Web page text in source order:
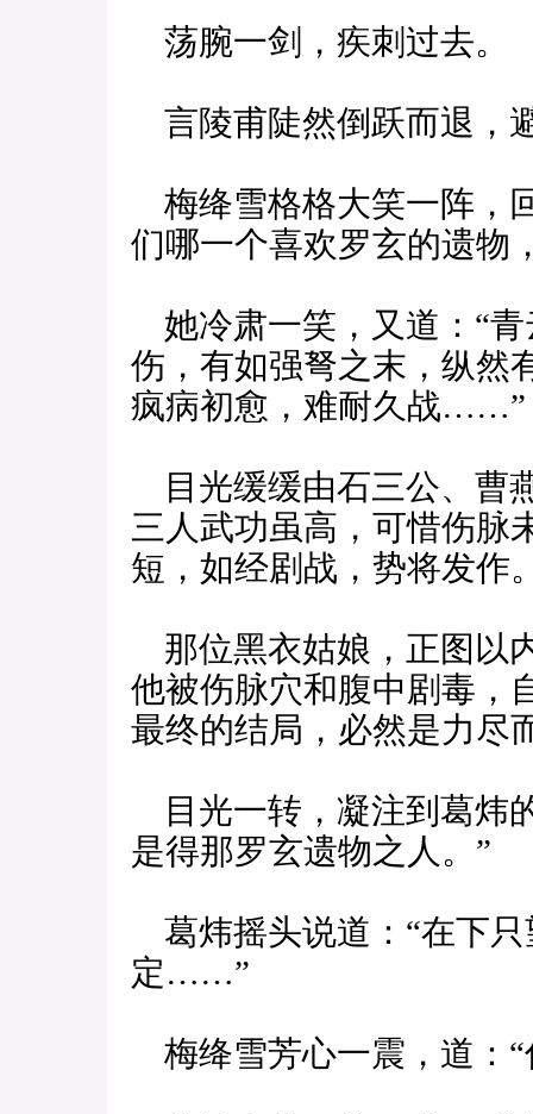
荡腕一剑，疾刺过去。
言陵甫陡然倒跃而退，
梅绛雪格格大笑一阵，
们哪一个喜欢罗玄的遗物
她冷肃一笑，又道：“
伤，有如强弩之末，纵然
疯病初愈，难耐久战……”
目光缓缓由石三公、曹
三人武功虽高，可惜伤脉
短，如经剧战，势将发作
那位黑衣姑娘，正图以
他被伤脉穴和腹中剧毒，
最终的结局，必然是力
目光一转，凝注到葛炜
是得那罗玄遗物之人。”
葛炜摇头说道：“在下
定……”
梅绛雪芳心一震，道：“